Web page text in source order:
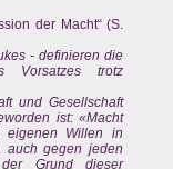
der Macht“ (S.
- definieren die
Vorsatzes trotz
und Gesellschaft
ist: «Macht
eigenen Willen in
auch gegen jeden
Grund dieser